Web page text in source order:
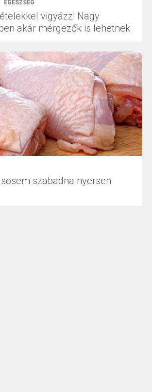
EGÉSZSÉG
vigyázz! Nagy
akár mérgezők is lehetnek
szabadna nyersen